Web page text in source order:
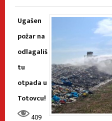
Ugašen
požar na
odlagališ
tu
otpada u
Totovcu!
409